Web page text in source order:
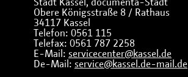
Stadt Kassel, documenta-Stadt
Obere Königsstraße 8 / Rathaus
34117 Kassel
Telefon: 0561 115
Telefax: 0561 787 2258
E-Mail: servicecenter@kassel.de
De-Mail: service@kassel.de-mail.de